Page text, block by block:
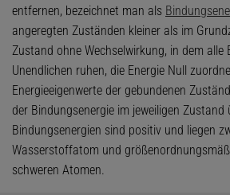
entfernen, bezeichnet man als
angeregten Zuständen kleiner als im
Zustand ohne Wechselwirkung, in dem alle
Unendlichen ruhen, die Energie Null
Energieeigenwerte der gebundenen
der Bindungsenergie im jeweiligen Zustand
Bindungsenergien sind positiv und liegen
Wasserstoffatom und
schweren Atomen.